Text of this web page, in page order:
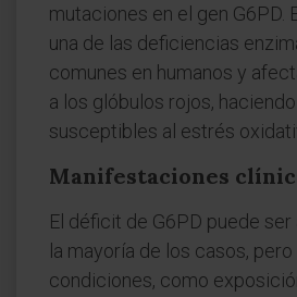
mutaciones en el gen G6PD.
una de las deficiencias
comunes en humanos y
a los glóbulos rojos,
susceptibles al estrés
Manifestaciones
El déficit de G6PD puede
la mayoría de los casos,
condiciones, como